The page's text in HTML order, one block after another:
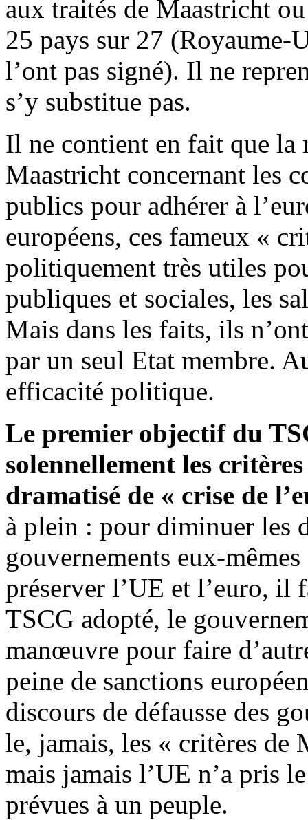
aux traités de Maastricht
25 pays sur 27 (Royaume-
l’ont pas signé). Il ne
s’y substitue pas.
Il ne contient en fait que la
Maastricht concernant les
publics pour adhérer à
européens, ces fameux «
politiquement très utiles
publiques et sociales, les
Mais dans les faits, ils
par un seul Etat membre.
efficacité politique.
Le premier objectif du
solennellement les
dramatisé de « crise de
à plein : pour diminuer les
gouvernements eux-
préserver l’UE et l’euro, il
TSCG adopté, le
manœuvre pour faire
peine de sanctions
discours de défausse des
le, jamais, les « critères de
mais jamais l’UE n’a pris
prévues à un peuple.